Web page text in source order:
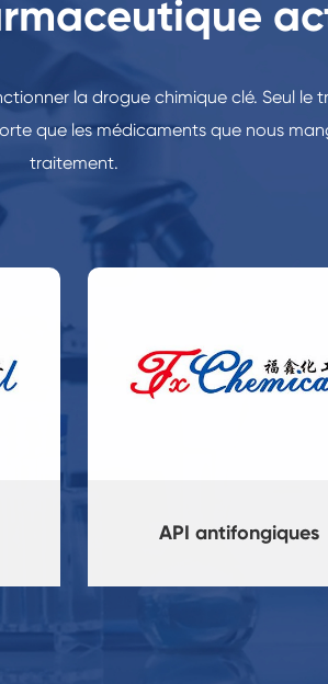
la drogue chimique clé. Seul
que les médicaments que nous
traitement.
API antifongiques